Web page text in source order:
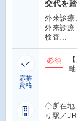
交代を
外来診療
外来診
検査…
応募
資格
必須
◇所在
り駅／